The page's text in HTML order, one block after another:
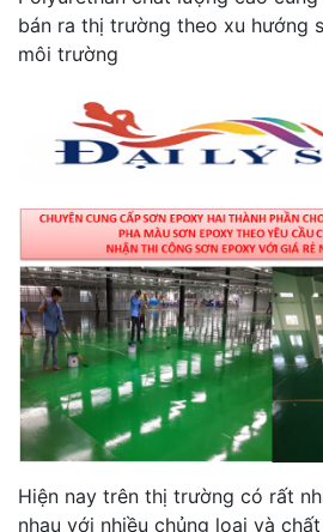
bán ra thị trường theo xu hướng
môi trường
Hiện nay trên thị trường có rất
nhau với nhiều chủng loại và